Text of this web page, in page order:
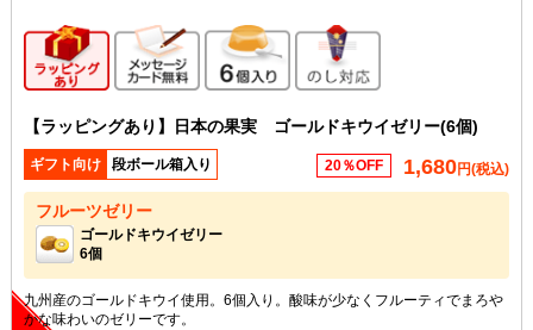
ギフト向け商品メッセージカード無料
6個入り のし対応
【ラッピングあり】日本の果実 ゴールドキウイゼリー(6個)
ギフト向け 段ボール箱入り 20％OFF 1,680円(税込)
フルーツゼリー
ゴールドキウイゼリー
6個
九州産のゴールドキウイ使用。6個入り。酸味が少なくフルーティでまろや
かな味わいのゼリーです。